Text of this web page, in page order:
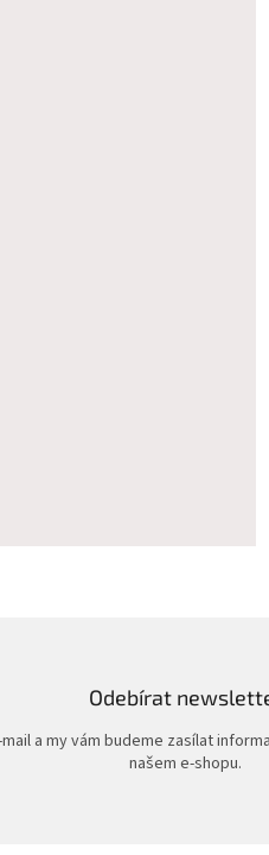
Odebírat
a my vám budeme zasílat
našem e-shopu.